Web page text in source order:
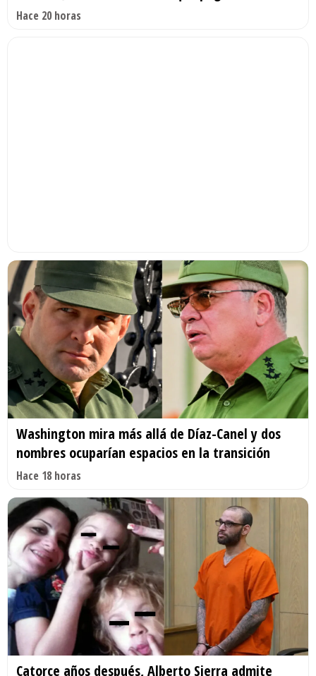
Hace 20 horas
Washington mira más allá de Díaz-Canel y dos
nombres ocuparían espacios en la transición
Hace 18 horas
Catorce años después, Alberto Sierra admite